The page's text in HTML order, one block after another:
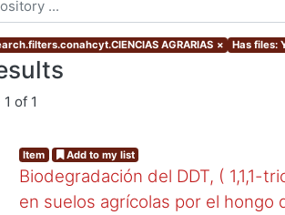
AGRARIAS × Has files:
1 of 1
Item Add to my list
Biodegradación del DDT, (
en suelos agrícolas por el hongo